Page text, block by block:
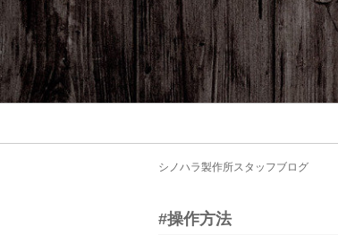
シノハラ製作所スタッフブログ
#操作方法